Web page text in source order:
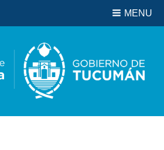
Biblioteca
MENU